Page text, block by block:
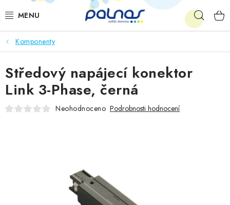
na
OSVĚTLENÍ INTERIÉRU
LED
VENKOVNÍ OSVĚTLENÍ
Komponenty
Středový napájecí konektor
Link 3-Phase, černá
Neohodnoceno Podrobnosti hodnocení